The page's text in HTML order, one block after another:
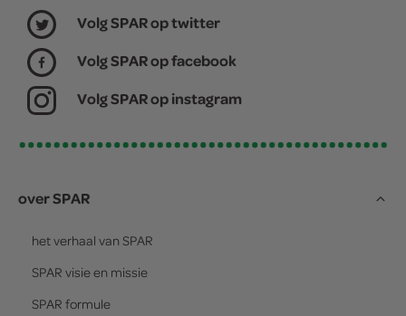
Volg SPAR op twitter
Volg SPAR op facebook
Volg SPAR op instagram
over SPAR
het verhaal van SPAR
SPAR visie en missie
SPAR formule